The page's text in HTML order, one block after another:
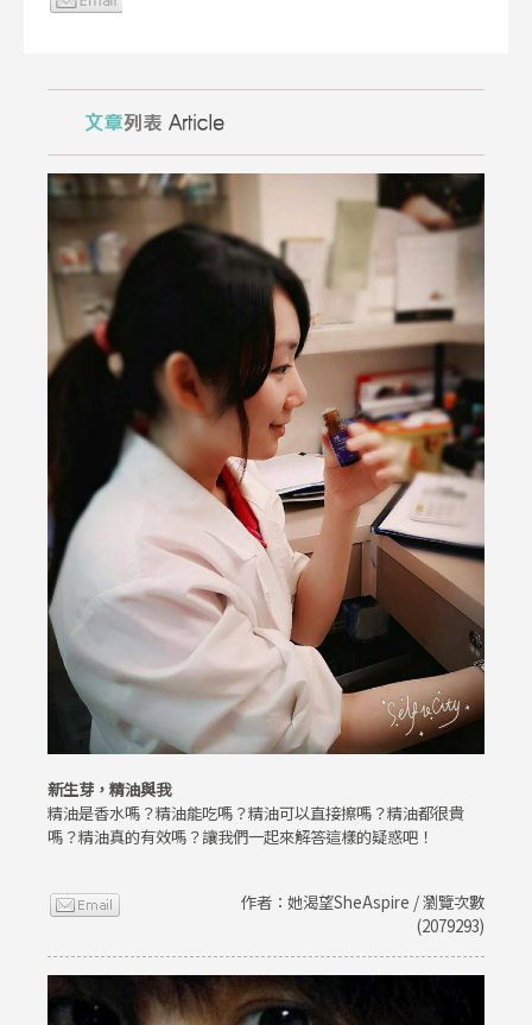
新生芽，精油與我
精油是香水嗎？精油能吃嗎？精油可以直接擦嗎？精油都很貴
嗎？精油真的有效嗎？讓我們一起來解答這樣的疑惑吧！
作者：她渴望SheAspire / 瀏覽次數
(2079293)